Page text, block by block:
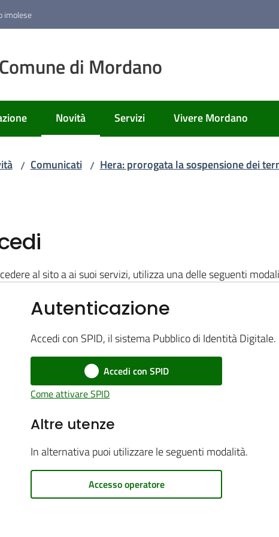
imolese
Comune di Mordano
Novità
Menu selezionato
Servizi Vivere Mordano
/ Comunicati / Hera: prorogata la sospensione dei
al sito a ai suoi servizi, utilizza una delle seguenti
Autenticazione
Accedi con SPID, il sistema Pubblico di Identità Digitale.
Accedi con SPID
Come attivare SPID
Altre utenze
In alternativa puoi utilizzare le seguenti modalità.
Accesso operatore